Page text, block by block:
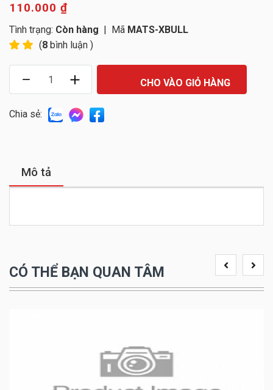
110.000 ₫
Tình trạng: Còn hàng Mã MATS-XBULL
(8 bình luận )
CHO VÀO GIỎ HÀNG
Chia sẻ:
Mô tả
CÓ THỂ BẠN QUAN TÂM